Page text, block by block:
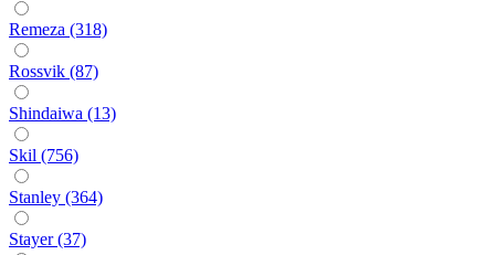
Remeza (318)
Rossvik (87)
Shindaiwa (13)
Skil (756)
Stanley (364)
Stayer (37)